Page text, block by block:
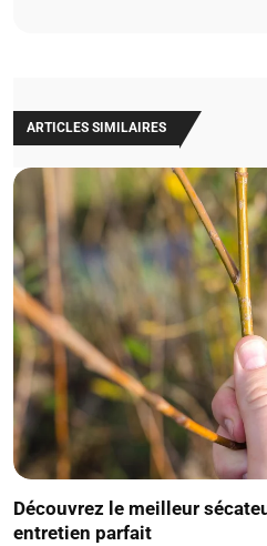
ARTICLES SIMILAIRES
Découvrez le meilleur
entretien parfait